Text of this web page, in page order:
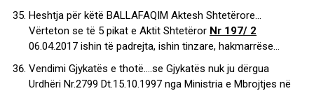
Heshtja për këtë BALLAFAQIM Aktesh Shtetërore…
Vërteton se të 5 pikat e Aktit Shtetëror Nr 197/ 2
06.04.2017 ishin të padrejta, ishin tinzare, hakmarrëse…
Vendimi Gjykatës e thotë….se Gjykatës nuk ju dërgua
Urdhëri Nr.2799 Dt.15.10.1997 nga Ministria e Mbrojtjes në